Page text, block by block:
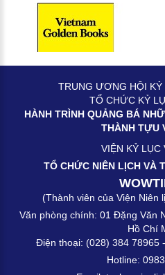
TRUNG ƯƠNG HỘI KỶ
TỔ CHỨC KỶ
HÀNH TRÌNH QUẢNG BÁ
THÀNH TỰU
VIỆN KỶ LỤC
TỔ CHỨC NIÊN LỊCH VÀ
(Thành viên của Viện Niên
Văn phòng chính: 01 Đặng Văn
Hồ Chí
Điện thoại: (028) 384 78965
Hotline: